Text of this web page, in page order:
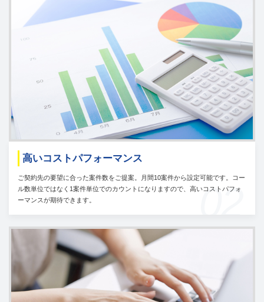
02
高いコストパフォーマンス
ご契約先の要望に合った案件数をご提案。月間10案件から設定可能です。コー
ル数単位ではなく1案件単位でのカウントになりますので、高いコストパフォ
ーマンスが期待できます。